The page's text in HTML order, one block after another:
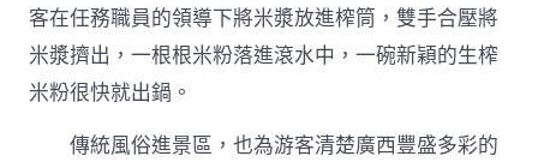
客在任務職員的領導下將米漿放進榨筒，雙手合壓將
米漿擠出，一根根米粉落進滾水中，一碗新穎的生榨
米粉很快就出鍋。
傳統風俗進景區，也為游客清楚廣西豐盛多彩的